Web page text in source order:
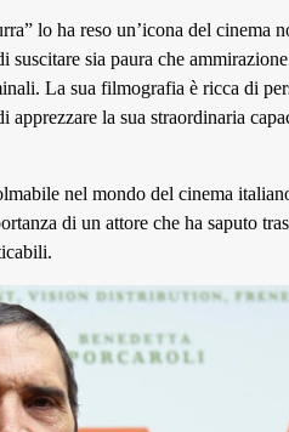
lo ha reso un’icona del cinema
suscitare sia paura che
La sua filmografia è ricca di
la sua straordinaria
nel mondo del cinema
di un attore che ha saputo